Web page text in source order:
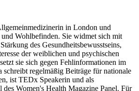
in London und
Wohlbefinden. Sie widmet sich mit
des Gesundheitsbewusstseins,
der weiblichen und psychischen
sie sich gegen Fehlinformationen im
schreibt regelmäßig Beiträge für nationale
ist TEDx Speakerin und als
des Women's Health Magazine Panel. Für